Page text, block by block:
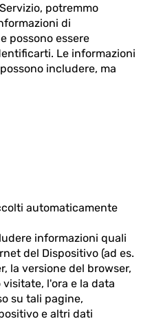
potremmo
di
possono essere
Le informazioni
includere, ma
automaticamente
informazioni quali
del Dispositivo (ad es.
la versione del browser,
l'ora e la data
su tali pagine,
e altri dati